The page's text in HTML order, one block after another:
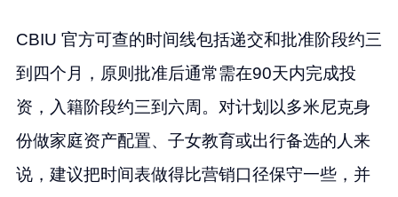
CBIU 官方可查的时间线包括递交和批准阶段约三
到四个月，原则批准后通常需在90天内完成投
资，入籍阶段约三到六周。对计划以多米尼克身
份做家庭资产配置、子女教育或出行备选的人来
说，建议把时间表做得比营销口径保守一些，并